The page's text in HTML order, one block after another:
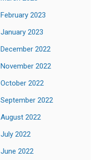
February 2023
January 2023
December 2022
November 2022
October 2022
September 2022
August 2022
July 2022
June 2022